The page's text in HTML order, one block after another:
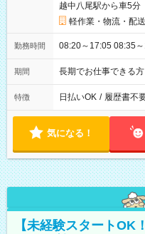
越中八尾駅から車5分
軽作業・物流・配
勤務時間 08:20～17:05 08:35
期間 長期でお仕事できる方
特徴 日払いOK / 履歴書不
気になる！
【未経験スタートOK